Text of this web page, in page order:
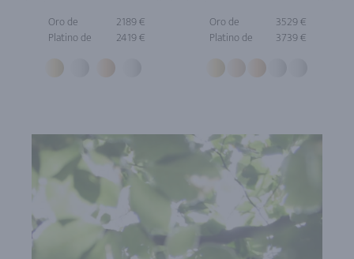
Oro de
2189 €
Platino de
2419 €
Oro de
3529 €
Platino de
3739 €